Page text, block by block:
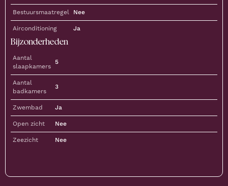
Bestuursmaatregel Nee
Airconditioning Ja
Bijzonderheden
Aantal
slaapkamers
5
Aantal
badkamers
3
Zwembad Ja
Open zicht Nee
Zeezicht Nee